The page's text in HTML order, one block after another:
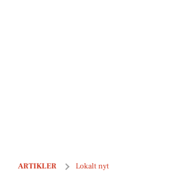
ARTIKLER Lokalt nyt
Musikcamp Thy hædres med kulturpris for